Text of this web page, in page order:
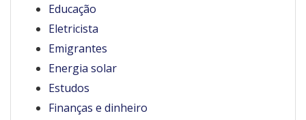
Educação
Eletricista
Emigrantes
Energia solar
Estudos
Finanças e dinheiro